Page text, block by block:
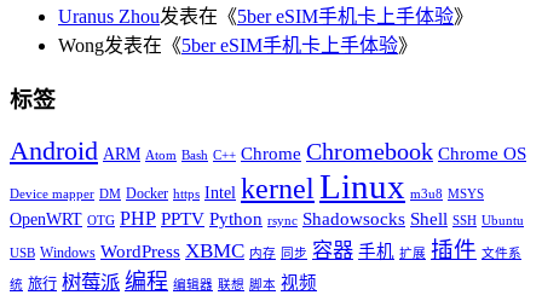
Uranus Zhou发表在《5ber eSIM手机卡上手体验》
Wong发表在《5ber eSIM手机卡上手体验》
标签
Android ARM Atom Bash C++ Chrome Chromebook Chrome OS
Device mapper DM Docker https Intel kernel Linux m3u8 MSYS
OpenWRT OTG PHP PPTV Python rsync Shadowsocks Shell SSH Ubuntu
USB Windows WordPress XBMC 内存 同步 容器 手机 扩展 插件 文件系
统 旅行 树莓派 编程 编辑器 联想 脚本 视频